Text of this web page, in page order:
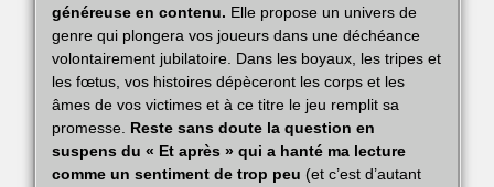
généreuse en contenu. Elle propose un univers de
genre qui plongera vos joueurs dans une déchéance
volontairement jubilatoire. Dans les boyaux, les tripes et
les fœtus, vos histoires dépèceront les corps et les
âmes de vos victimes et à ce titre le jeu remplit sa
promesse. Reste sans doute la question en
suspens du « Et après » qui a hanté ma lecture
comme un sentiment de trop peu (et c’est d’autant